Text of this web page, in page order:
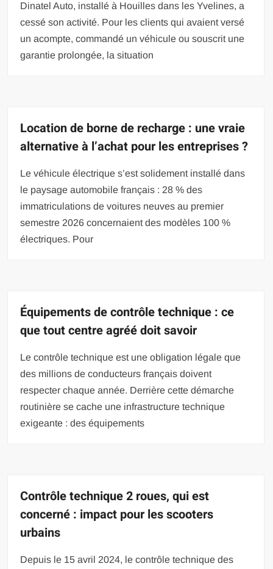
Dinatel Auto, installé à Houilles dans les Yvelines, a
cessé son activité. Pour les clients qui avaient versé
un acompte, commandé un véhicule ou souscrit une
garantie prolongée, la situation
Location de borne de recharge : une vraie
alternative à l’achat pour les entreprises ?
Le véhicule électrique s’est solidement installé dans
le paysage automobile français : 28 % des
immatriculations de voitures neuves au premier
semestre 2026 concernaient des modèles 100 %
électriques. Pour
Équipements de contrôle technique : ce
que tout centre agréé doit savoir
Le contrôle technique est une obligation légale que
des millions de conducteurs français doivent
respecter chaque année. Derrière cette démarche
routinière se cache une infrastructure technique
exigeante : des équipements
Contrôle technique 2 roues, qui est
concerné : impact pour les scooters
urbains
Depuis le 15 avril 2024, le contrôle technique des